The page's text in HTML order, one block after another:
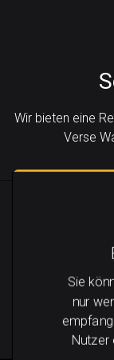
Wir bieten eine
Verse
Sie
nur
Nutzer